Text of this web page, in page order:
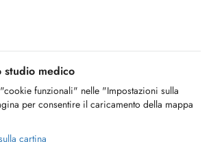
studio medico
funzionali" nelle "Impostazioni sulla
per consentire il caricamento della mappa
cartina